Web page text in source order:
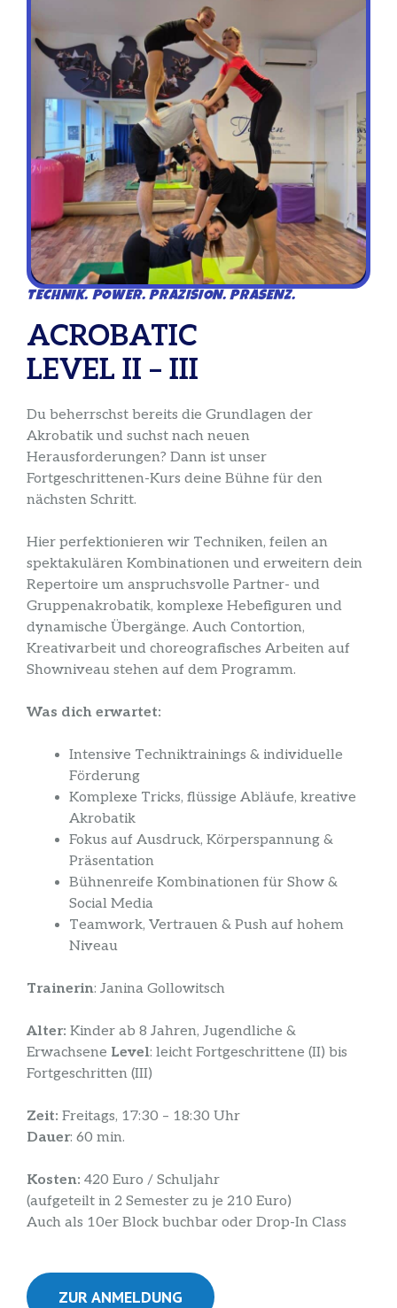
TECHNIK. POWER. PRÄZISION. PRÄSENZ.
ACROBATIC
LEVEL II – III
Du beherrschst bereits die Grundlagen der
Akrobatik und suchst nach neuen
Herausforderungen? Dann ist unser
Fortgeschrittenen-Kurs deine Bühne für den
nächsten Schritt.
Hier perfektionieren wir Techniken, feilen an
spektakulären Kombinationen und erweitern dein
Repertoire um anspruchsvolle Partner- und
Gruppenakrobatik, komplexe Hebefiguren und
dynamische Übergänge. Auch Contortion,
Kreativarbeit und choreografisches Arbeiten auf
Showniveau stehen auf dem Programm.
Was dich erwartet:
Intensive Techniktrainings & individuelle
Förderung
Komplexe Tricks, flüssige Abläufe, kreative
Akrobatik
Fokus auf Ausdruck, Körperspannung &
Präsentation
Bühnenreife Kombinationen für Show &
Social Media
Teamwork, Vertrauen & Push auf hohem
Niveau
Trainerin: Janina Gollowitsch
Alter: Kinder ab 8 Jahren, Jugendliche &
Erwachsene Level: leicht Fortgeschrittene (II) bis
Fortgeschritten (III)
Zeit: Freitags, 17:30 – 18:30 Uhr
Dauer: 60 min.
Kosten: 420 Euro / Schuljahr
(aufgeteilt in 2 Semester zu je 210 Euro)
Auch als 10er Block buchbar oder Drop-In Class
ZUR ANMELDUNG